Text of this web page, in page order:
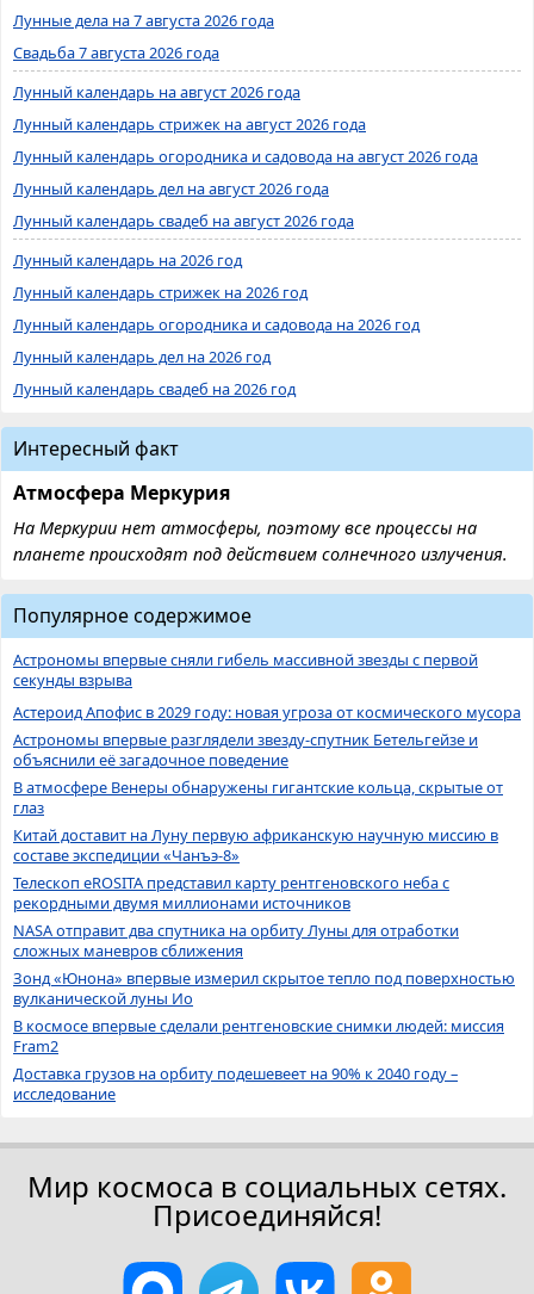
Лунные дела на 7 августа 2026 года
Свадьба 7 августа 2026 года
Лунный календарь на август 2026 года
Лунный календарь стрижек на август 2026 года
Лунный календарь огородника и садовода на август 2026 года
Лунный календарь дел на август 2026 года
Лунный календарь свадеб на август 2026 года
Лунный календарь на 2026 год
Лунный календарь стрижек на 2026 год
Лунный календарь огородника и садовода на 2026 год
Лунный календарь дел на 2026 год
Лунный календарь свадеб на 2026 год
Интересный факт
Атмосфера Меркурия
На Меркурии нет атмосферы, поэтому все процессы на
планете происходят под действием солнечного излучения.
Популярное содержимое
Астрономы впервые сняли гибель массивной звезды с первой
секунды взрыва
Астероид Апофис в 2029 году: новая угроза от космического мусора
Астрономы впервые разглядели звезду-спутник Бетельгейзе и
объяснили её загадочное поведение
В атмосфере Венеры обнаружены гигантские кольца, скрытые от
глаз
Китай доставит на Луну первую африканскую научную миссию в
составе экспедиции «Чанъэ-8»
Телескоп eROSITA представил карту рентгеновского неба с
рекордными двумя миллионами источников
NASA отправит два спутника на орбиту Луны для отработки
сложных маневров сближения
Зонд «Юнона» впервые измерил скрытое тепло под поверхностью
вулканической луны Ио
В космосе впервые сделали рентгеновские снимки людей: миссия
Fram2
Доставка грузов на орбиту подешевеет на 90% к 2040 году –
исследование
Мир космоса в социальных сетях.
Присоединяйся!